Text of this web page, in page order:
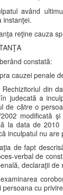
având
instanţei.
reţine cauza
constată:
cauzei penale
Rechizitoriul din
judecată a
de către o
modificată
la data de 2010
inculpatul nu
de fapt
verbal de
declaraţii
persoana cu